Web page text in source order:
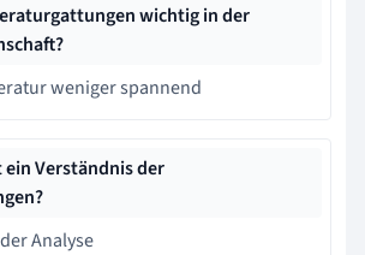
wichtig in der
weniger spannend
Verständnis der
Analyse